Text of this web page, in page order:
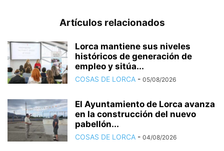
Artículos relacionados
Lorca mantiene sus niveles
históricos de generación de
empleo y sitúa...
COSAS DE LORCA - 05/08/2026
El Ayuntamiento de Lorca avanza
en la construcción del nuevo
pabellón...
COSAS DE LORCA - 04/08/2026